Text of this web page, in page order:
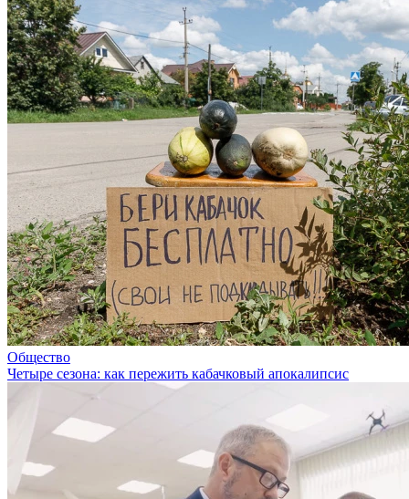
Общество
Четыре сезона: как пережить кабачковый апокалипсис